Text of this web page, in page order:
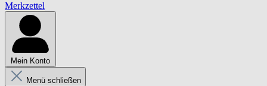
Merkzettel
Mein Konto
Menü schließen